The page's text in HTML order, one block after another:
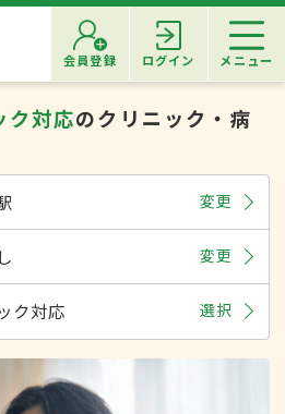
会員登録 ログイン メニュー
ク対応のクリニック・病
変更
変更
ク対応 選択